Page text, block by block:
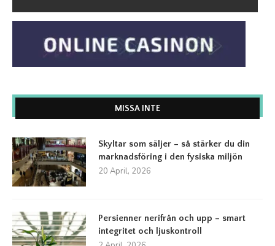
MISSA INTE
Skyltar som säljer – så stärker du din
marknadsföring i den fysiska miljön
20 April, 2026
Persienner nerifrån och upp – smart
integritet och ljuskontroll